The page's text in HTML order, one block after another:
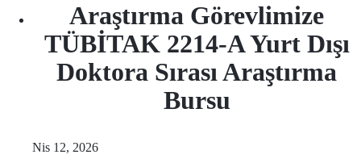
Araştırma Görevlimize
TÜBİTAK 2214-A Yurt Dışı
Doktora Sırası Araştırma
Bursu
Nis 12, 2026